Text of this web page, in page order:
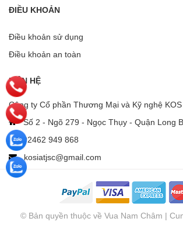
ĐIỀU KHOẢN
Điều khoản sử dụng
Điều khoản an toàn
LIÊN HỆ
Công ty Cổ phần Thương Mại và Kỹ nghệ KOS
Số 2 - Ngõ 279 - Ngọc Thụy - Quận Long
02462 949 868
kosiatjsc@gmail.com
© Bản quyền thuộc về Vua Nam Châm |